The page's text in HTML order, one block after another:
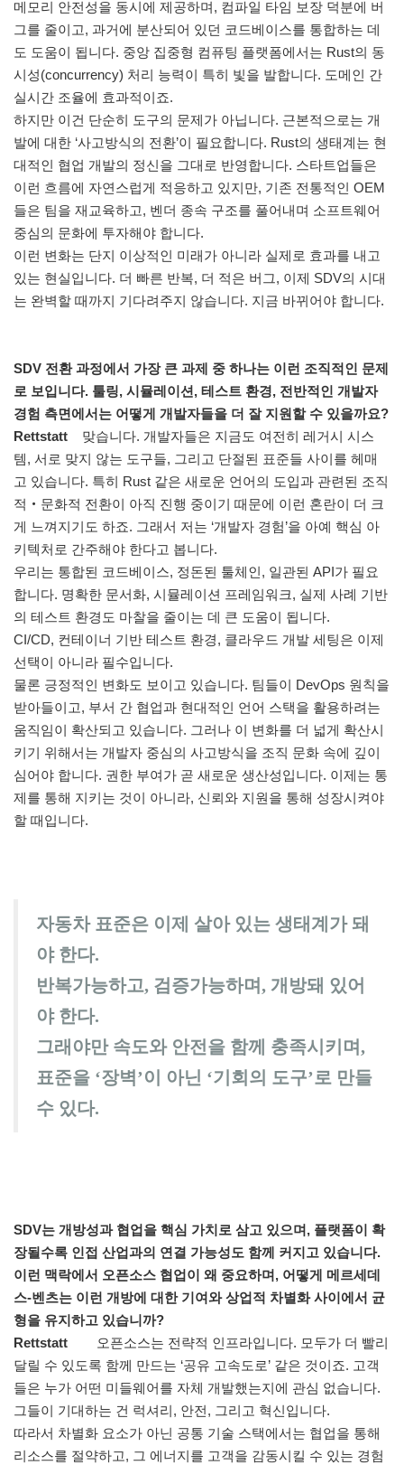
메모리 안전성을 동시에 제공하며, 컴파일 타임 보장 덕분에 버
그를 줄이고, 과거에 분산되어 있던 코드베이스를 통합하는 데
도 도움이 됩니다. 중앙 집중형 컴퓨팅 플랫폼에서는 Rust의 동
시성(concurrency) 처리 능력이 특히 빛을 발합니다. 도메인 간
실시간 조율에 효과적이죠.
하지만 이건 단순히 도구의 문제가 아닙니다. 근본적으로는 개
발에 대한 ‘사고방식의 전환’이 필요합니다. Rust의 생태계는 현
대적인 협업 개발의 정신을 그대로 반영합니다. 스타트업들은
이런 흐름에 자연스럽게 적응하고 있지만, 기존 전통적인 OEM
들은 팀을 재교육하고, 벤더 종속 구조를 풀어내며 소프트웨어
중심의 문화에 투자해야 합니다.
이런 변화는 단지 이상적인 미래가 아니라 실제로 효과를 내고
있는 현실입니다. 더 빠른 반복, 더 적은 버그, 이제 SDV의 시대
는 완벽할 때까지 기다려주지 않습니다. 지금 바뀌어야 합니다.
SDV 전환 과정에서 가장 큰 과제 중 하나는 이런 조직적인 문제
로 보입니다. 툴링, 시뮬레이션, 테스트 환경, 전반적인 개발자
경험 측면에서는 어떻게 개발자들을 더 잘 지원할 수 있을까요?
Rettstatt
맞습니다. 개발자들은 지금도 여전히 레거시 시스
템, 서로 맞지 않는 도구들, 그리고 단절된 표준들 사이를 헤매
고 있습니다. 특히 Rust 같은 새로운 언어의 도입과 관련된 조직
적‧문화적 전환이 아직 진행 중이기 때문에 이런 혼란이 더 크
게 느껴지기도 하죠. 그래서 저는 ‘개발자 경험’을 아예 핵심 아
키텍처로 간주해야 한다고 봅니다.
우리는 통합된 코드베이스, 정돈된 툴체인, 일관된 API가 필요
합니다. 명확한 문서화, 시뮬레이션 프레임워크, 실제 사례 기반
의 테스트 환경도 마찰을 줄이는 데 큰 도움이 됩니다.
CI/CD, 컨테이너 기반 테스트 환경, 클라우드 개발 세팅은 이제
선택이 아니라 필수입니다.
물론 긍정적인 변화도 보이고 있습니다. 팀들이 DevOps 원칙을
받아들이고, 부서 간 협업과 현대적인 언어 스택을 활용하려는
움직임이 확산되고 있습니다. 그러나 이 변화를 더 넓게 확산시
키기 위해서는 개발자 중심의 사고방식을 조직 문화 속에 깊이
심어야 합니다. 권한 부여가 곧 새로운 생산성입니다. 이제는 통
제를 통해 지키는 것이 아니라, 신뢰와 지원을 통해 성장시켜야
할 때입니다.
자동차 표준은 이제 살아 있는 생태계가 돼
야 한다.
반복가능하고, 검증가능하며, 개방돼 있어
야 한다.
그래야만 속도와 안전을 함께 충족시키며,
표준을 ‘장벽’이 아닌 ‘기회의 도구’로 만들
수 있다.
SDV는 개방성과 협업을 핵심 가치로 삼고 있으며, 플랫폼이 확
장될수록 인접 산업과의 연결 가능성도 함께 커지고 있습니다.
이런 맥락에서 오픈소스 협업이 왜 중요하며, 어떻게 메르세데
스-벤츠는 이런 개방에 대한 기여와 상업적 차별화 사이에서 균
형을 유지하고 있습니까?
Rettstatt
오픈소스는 전략적 인프라입니다. 모두가 더 빨리
달릴 수 있도록 함께 만드는 ‘공유 고속도로’ 같은 것이죠. 고객
들은 누가 어떤 미들웨어를 자체 개발했는지에 관심 없습니다.
그들이 기대하는 건 럭셔리, 안전, 그리고 혁신입니다.
따라서 차별화 요소가 아닌 공통 기술 스택에서는 협업을 통해
리소스를 절약하고, 그 에너지를 고객을 감동시킬 수 있는 경험